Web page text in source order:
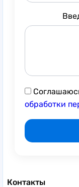
обработки
Контакты